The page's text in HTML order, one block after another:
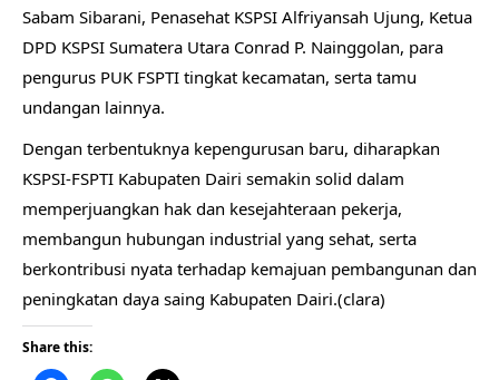
Sabam Sibarani, Penasehat KSPSI Alfriyansah Ujung, Ketua
DPD KSPSI Sumatera Utara Conrad P. Nainggolan, para
pengurus PUK FSPTI tingkat kecamatan, serta tamu
undangan lainnya.
Dengan terbentuknya kepengurusan baru, diharapkan
KSPSI-FSPTI Kabupaten Dairi semakin solid dalam
memperjuangkan hak dan kesejahteraan pekerja,
membangun hubungan industrial yang sehat, serta
berkontribusi nyata terhadap kemajuan pembangunan dan
peningkatan daya saing Kabupaten Dairi.(clara)
Share this: